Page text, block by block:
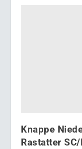
Knappe
Rastatter